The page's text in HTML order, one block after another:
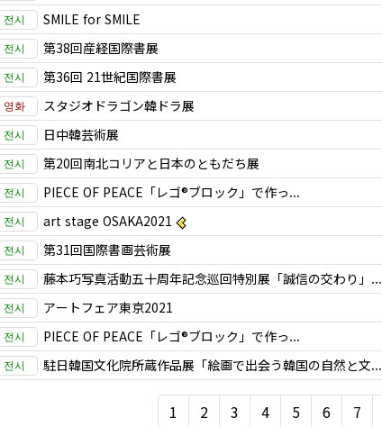
SMILE for SMILE
第38回産経国際書展
第36回 21世紀国際書展
スタジオドラゴン韓ドラ展
日中韓芸術展
第20回南北コリアと日本のともだち展
PIECE OF PEACE「レゴ®ブロック」で作っ...
art stage OSAKA2021
第31回国際書画芸術展
藤本巧写真活動五十周年記念巡回特別展「誠信の交わり」...
アートフェア東京2021
PIECE OF PEACE「レゴ®ブロック」で作っ...
駐日韓国文化院所蔵作品展「絵画で出会う韓国の自然と文...
1 2 3 4 5 6 7